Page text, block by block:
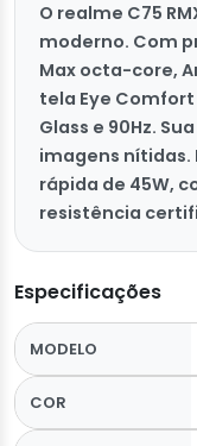
O realme C75
moderno. Com
Max octa-core,
tela Eye Comfort
Glass e 90Hz.
imagens nítidas.
rápida de 45W,
resistência
Especificações
MODELO
COR